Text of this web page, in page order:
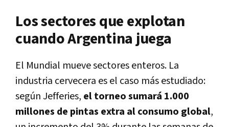
Los sectores que explotan
cuando Argentina juega
El Mundial mueve sectores enteros. La
industria cervecera es el caso más estudiado:
según Jefferies, el torneo sumará 1.000
millones de pintas extra al consumo global,